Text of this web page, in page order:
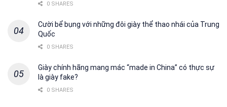
0 SHARES
Cười bể bụng với những đôi giày thể thao nhái của Trung
Quốc
0 SHARES
Giày chính hãng mang mác “made in China” có thực sự
là giày fake?
0 SHARES